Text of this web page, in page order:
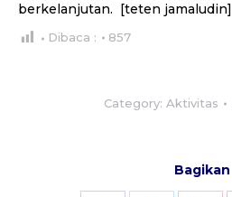
berkelanjutan. [teten jamaludin]
Dibaca : 857
Category: Aktivitas
Bagikan